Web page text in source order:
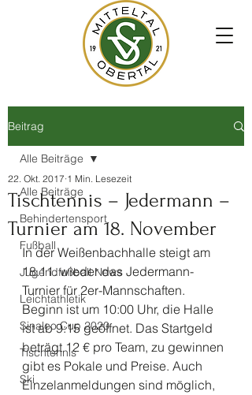
Beitrag
Alle Beiträge
Behindertensport
Fußball
Jugendfußball News
Leichtathletik
Sinalco Cup 2020
Tischtennis
Ski
Alle Beiträge
Tischtennis – Jedermann –
Turnier am 18. November
22. Okt. 2017 1 Min. Lesezeit
In der Weißenbachhalle steigt am
18.11. wieder das Jedermann-
Turnier für 2er-Mannschaften.
Beginn ist um 10:00 Uhr, die Halle
ist ab 9:15 geöffnet. Das Startgeld
beträgt 12 € pro Team, zu gewinnen
gibt es Pokale und Preise. Auch
Einzelanmeldungen sind möglich,